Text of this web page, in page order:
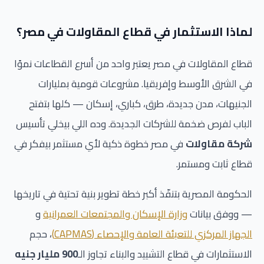
لماذا الاستثمار في قطاع المقاولات في مصر؟
قطاع المقاولات في مصر يعتبر واحد من أسرع القطاعات نموًا
في الشرق الأوسط وإفريقيا. مشروعات قومية بمليارات
الجنيهات، مدن جديدة، طرق، كباري، إسكان — كلها بتفتح
الباب لفرص ضخمة للشركات الجديدة. وده اللي بيخلي تأسيس
شركة مقاولاتفي مصر خطوة ذكية لأي مستثمر بيفكر في
قطاع ثابت ومستمر.
الحكومة المصرية بتنفّذ أكبر خطة تطوير بنية تحتية في تاريخها
— ووفق بياناتوزارة الإسكان والمجتمعات العمرانيةو
الجهاز المركزي للتعبئة العامة والإحصاء (CAPMAS)
، حجم
الاستثمارات في قطاع التشييد والبناء تجاوز الـ
900 مليار جنيه